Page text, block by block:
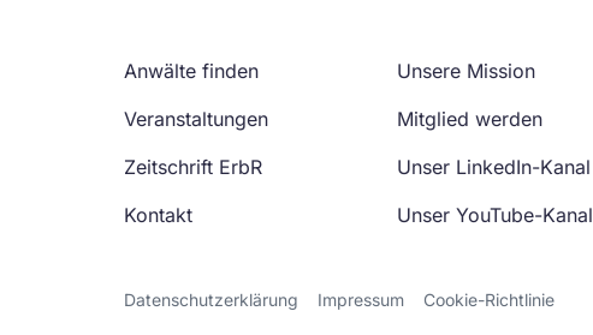
Anwälte finden
Veranstaltungen
Zeitschrift ErbR
Kontakt
Unsere Mission
Mitglied werden
Unser LinkedIn-Kanal
Unser YouTube-Kanal
Datenschutzerklärung Impressum Cookie-Richtlinie